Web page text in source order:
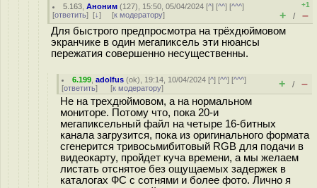
5.163 ,Аноним (127), 15:50, 05/04/2024 [^] [^^] [^^^]
[ответить] [↓] [к модератору]
+1
+ / –
Для быстрого предпросмотра на трёхдюймовом
экранчике в один мегапиксель эти нюансы
пережатия совершенно несущественны.
6.199 ,adolfus (ok), 19:14, 10/04/2024 [^] [^^] [^^^]
[ответить] [к модератору] + / –
Не на трехдюймовом, а на нормальном
мониторе. Потому что, пока 20-и
мегапиксельный файл на четыре 16-битных
канала загрузится, пока из оригинального формата
сгенерится тривосьмибитовый RGB для подачи в
видеокарту, пройдет куча времени, а мы желаем
листать отснятое без ощущаемых задержек в
каталогах ФС с сотнями и более фото. Лично я